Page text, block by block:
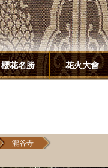
櫻花名勝 花火大會
瀧谷寺